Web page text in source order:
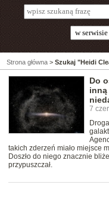
Strona główna > Szukaj "Heidi
Do
inną
7
takich zderzeń miało miejsce
Doszło do niego znacznie
przypuszczał.